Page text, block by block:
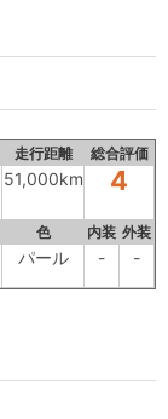
走行距離 総合評価
51,000km 4
色 内装 外装
パール - -